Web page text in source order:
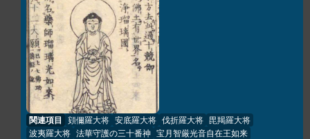
関連項目 頞儞羅大将 安底羅大将 伐折羅大将 毘羯羅大将
波夷羅大将 法華守護の三十番神 宝月智厳光音自在王如来